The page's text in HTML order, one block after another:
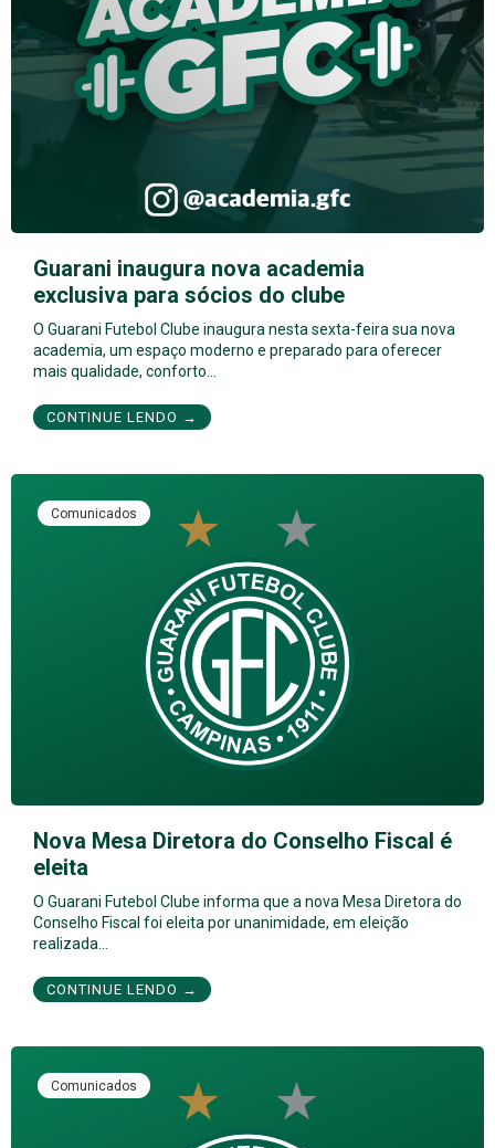
Guarani inaugura nova academia
exclusiva para sócios do clube
O Guarani Futebol Clube inaugura nesta sexta-feira sua nova
academia, um espaço moderno e preparado para oferecer
mais qualidade, conforto…
CONTINUE LENDO →
Comunicados
Nova Mesa Diretora do Conselho Fiscal é
eleita
O Guarani Futebol Clube informa que a nova Mesa Diretora do
Conselho Fiscal foi eleita por unanimidade, em eleição
realizada…
CONTINUE LENDO →
Comunicados